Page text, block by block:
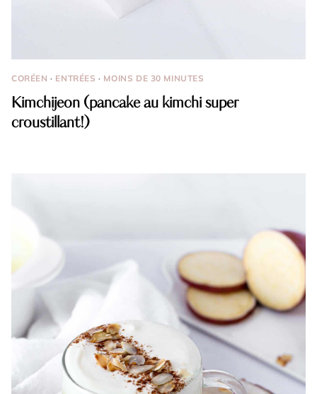
CORÉEN · ENTRÉES · MOINS DE 30 MINUTES
Kimchijeon (pancake au kimchi super
croustillant!)